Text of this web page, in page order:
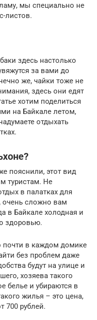
мы специально не
листов.
здесь настолько
за вами до
же, чайки тоже не
здесь они едят
хотим поделиться
на Байкале летом,
отдыхать
пояснили, этот вид
туристам. Не
в палатках для
очень сложно вам
в Байкале холодная и
здоровью.
в каждом домике
без проблем даже
будут на улице и
хозяева такого
белье и убираются в
жилья – это цена,
700 рублей.